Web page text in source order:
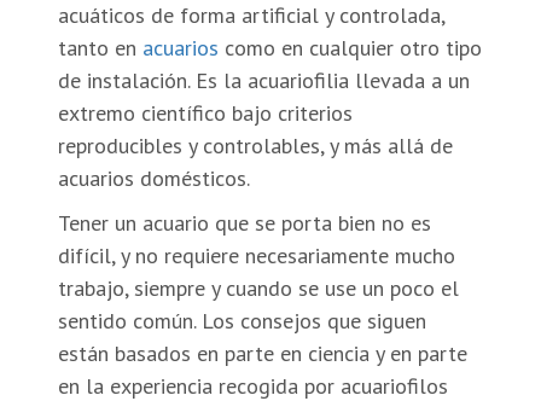
acuáticos de forma artificial y controlada,
tanto en acuarios como en cualquier otro tipo
de instalación. Es la acuariofilia llevada a un
extremo científico bajo criterios
reproducibles y controlables, y más allá de
acuarios domésticos.
Tener un acuario que se porta bien no es
difícil, y no requiere necesariamente mucho
trabajo, siempre y cuando se use un poco el
sentido común. Los consejos que siguen
están basados en parte en ciencia y en parte
en la experiencia recogida por acuariofilos